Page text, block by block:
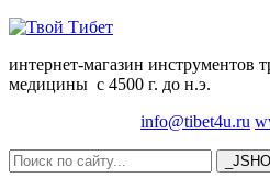
интернет-магазин инструментов
медицины с 4500 г. до н.э.
info@tibet4u.ru